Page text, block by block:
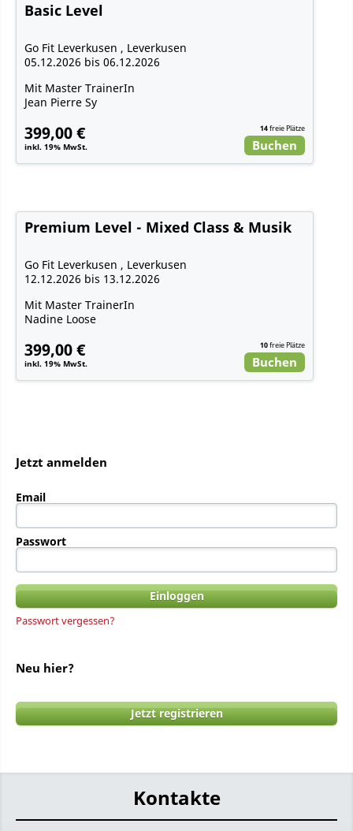
Basic Level
Go Fit Leverkusen , Leverkusen
05.12.2026 bis 06.12.2026
Mit Master TrainerIn
Jean Pierre Sy
399,00 €
inkl. 19% MwSt.
14freie Plätze
Buchen
Premium Level - Mixed Class & Musik
Go Fit Leverkusen , Leverkusen
12.12.2026 bis 13.12.2026
Mit Master TrainerIn
Nadine Loose
399,00 €
inkl. 19% MwSt.
10freie Plätze
Buchen
Jetzt anmelden
Email
Passwort
Passwort vergessen?
Neu hier?
Jetzt registrieren
Kontakte